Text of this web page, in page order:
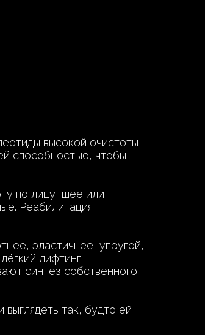
высокой очистоты
способностью, чтобы
по лицу, шее или
Реабилитация
эластичнее, упругой,
лифтинг.
синтез собственного
так, будто ей